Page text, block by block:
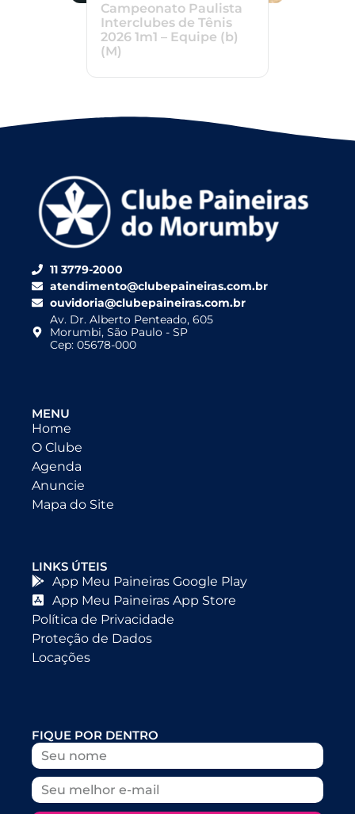
Campeonato Paulista
Interclubes de Tênis
2026 1m1 – Equipe (b)
(M)
11 3779-2000
atendimento@clubepaineiras.com.br
ouvidoria@clubepaineiras.com.br
Av. Dr. Alberto Penteado, 605
Morumbi, São Paulo - SP
Cep: 05678-000
MENU
Home
O Clube
Agenda
Anuncie
Mapa do Site
LINKS ÚTEIS
App Meu Paineiras Google Play
App Meu Paineiras App Store
Política de Privacidade
Proteção de Dados
Locações
FIQUE POR DENTRO